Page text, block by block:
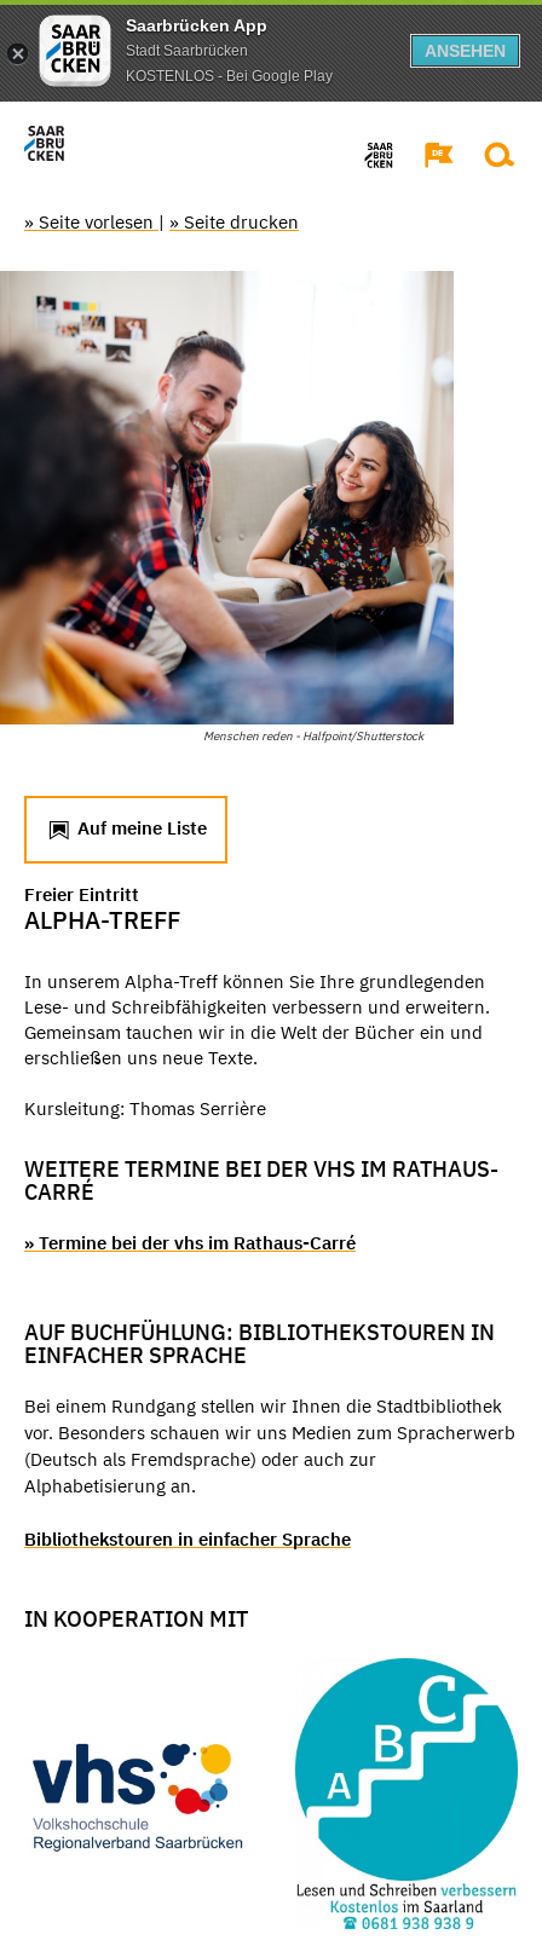
Saarbrücken App
Stadt Saarbrücken
KOSTENLOS - Bei Google Play
ANSEHEN
» Seite vorlesen | » Seite drucken
Menschen reden - Halfpoint/Shutterstock
Auf meine Liste
Freier Eintritt
ALPHA-TREFF
In unserem Alpha-Treff können Sie Ihre grundlegenden
Lese- und Schreibfähigkeiten verbessern und erweitern.
Gemeinsam tauchen wir in die Welt der Bücher ein und
erschließen uns neue Texte.
Kursleitung: Thomas Serrière
WEITERE TERMINE BEI DER VHS IM RATHAUS-
CARRÉ
» Termine bei der vhs im Rathaus-Carré
AUF BUCHFÜHLUNG: BIBLIOTHEKSTOUREN IN
EINFACHER SPRACHE
Bei einem Rundgang stellen wir Ihnen die Stadtbibliothek
vor. Besonders schauen wir uns Medien zum Spracherwerb
(Deutsch als Fremdsprache) oder auch zur
Alphabetisierung an.
Bibliothekstouren in einfacher Sprache
IN KOOPERATION MIT